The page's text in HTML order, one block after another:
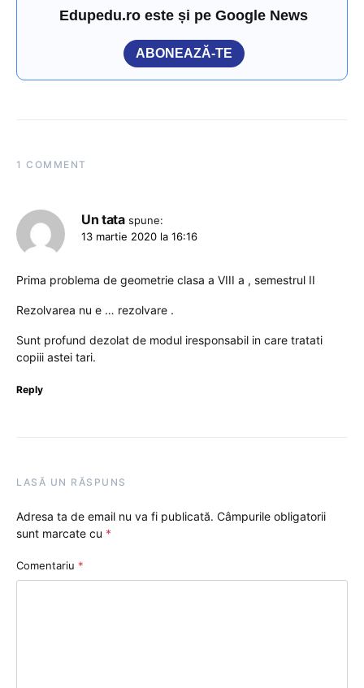
Edupedu.ro este și pe Google News
ABONEAZĂ-TE
1 COMMENT
Un tata spune:
13 martie 2020 la 16:16
Prima problema de geometrie clasa a VIII a , semestrul II
Rezolvarea nu e … rezolvare .
Sunt profund dezolat de modul iresponsabil in care tratati
copiii astei tari.
Reply
LASĂ UN RĂSPUNS
Adresa ta de email nu va fi publicată. Câmpurile obligatorii
sunt marcate cu *
Comentariu *